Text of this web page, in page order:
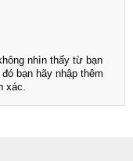
nhìn thấy từ bạn
bạn hãy nhập thêm
xác.